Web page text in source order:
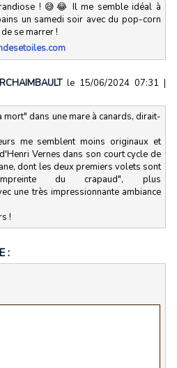
! 😅😂 Il me semble idéal à
un samedi soir avec du pop-corn
se marrer !
le 15/06/2024 07:31 |
mort" dans une mare à canards, dirait-
me semblent moins originaux et
Vernes dans son court cycle de
dont les deux premiers volets sont
du crapaud", plus
une très impressionnante ambiance
!
: